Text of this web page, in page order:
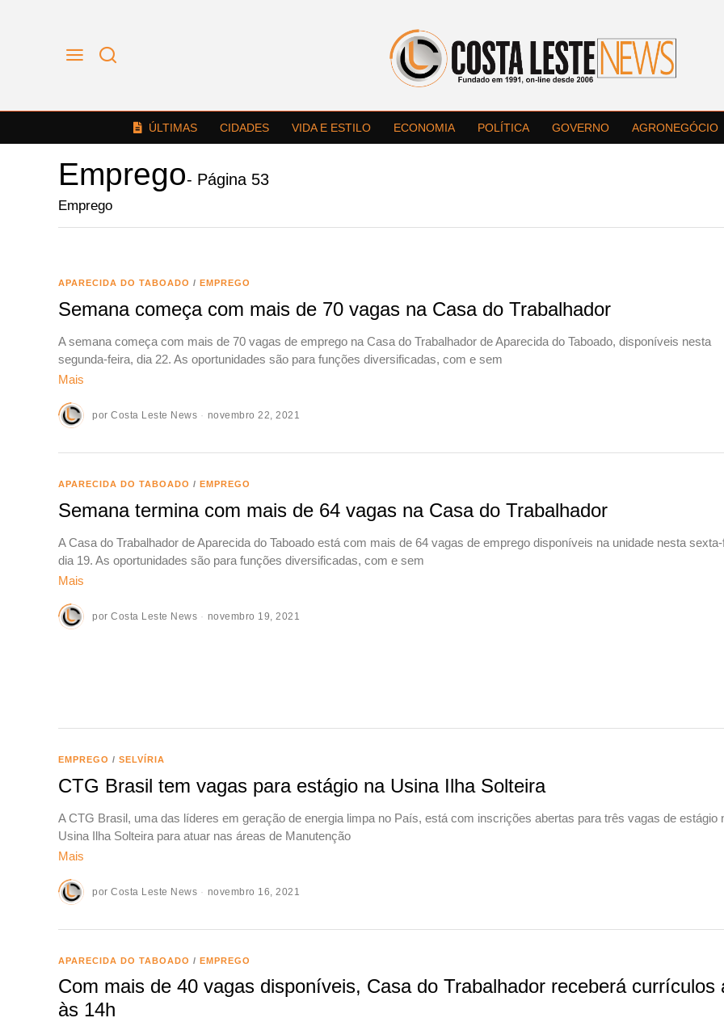
ÚLTIMAS CIDADES VIDA E ESTILO ECONOMIA POLÍTICA GOVERNO AGRONEGÓCIO
Emprego- Página 53
Emprego
APARECIDA DO TABOADO / EMPREGO
Semana começa com mais de 70 vagas na Casa do Trabalhador
A semana começa com mais de 70 vagas de emprego na Casa do Trabalhador de Aparecida do Taboado, disponíveis nesta
segunda-feira, dia 22. As oportunidades são para funções diversificadas, com e sem
Mais
por Costa Leste News novembro 22, 2021
APARECIDA DO TABOADO / EMPREGO
Semana termina com mais de 64 vagas na Casa do Trabalhador
A Casa do Trabalhador de Aparecida do Taboado está com mais de 64 vagas de emprego disponíveis na unidade nesta
dia 19. As oportunidades são para funções diversificadas, com e sem
Mais
por Costa Leste News novembro 19, 2021
EMPREGO / SELVÍRIA
CTG Brasil tem vagas para estágio na Usina Ilha Solteira
A CTG Brasil, uma das líderes em geração de energia limpa no País, está com inscrições abertas para três vagas de estágio
Usina Ilha Solteira para atuar nas áreas de Manutenção
Mais
por Costa Leste News novembro 16, 2021
APARECIDA DO TABOADO / EMPREGO
Com mais de 40 vagas disponíveis, Casa do Trabalhador receberá currículos
às 14h